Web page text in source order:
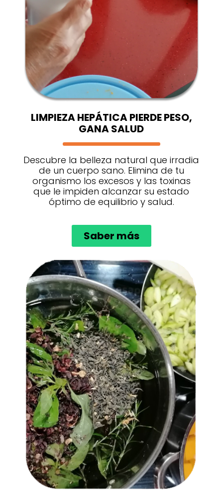
LIMPIEZA HEPÁTICA PIERDE PESO,
GANA SALUD
Descubre la belleza natural que irradia
de un cuerpo sano. Elimina de tu
organismo los excesos y las toxinas
que le impiden alcanzar su estado
óptimo de equilibrio y salud.
Saber más